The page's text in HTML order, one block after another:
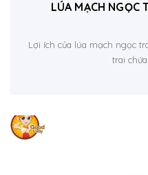
LÚA MẠCH NGỌC
Lợi ích của lúa mạch ngọc
trai chứa